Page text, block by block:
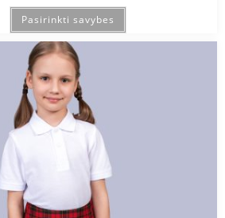
Pasirinkti savybes